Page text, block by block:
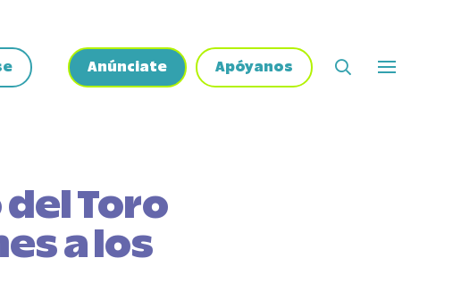
Anúnciate Apóyanos
del Toro
a los